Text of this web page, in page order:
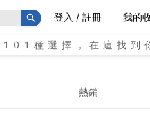
登入 / 註冊 我的
種選擇，在這找到
熱銷